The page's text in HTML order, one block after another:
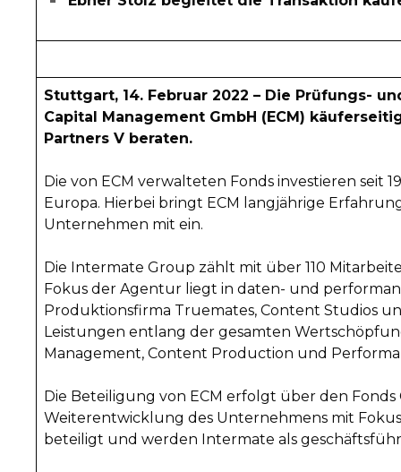
Stuttgart, 14. Februar 2022 – Die Prüfungs-
Capital Management GmbH (ECM)
Partners V beraten.
Die von ECM verwalteten Fonds investieren
Europa. Hierbei bringt ECM langjährige
Unternehmen mit ein.
Die Intermate Group zählt mit über 110
Fokus der Agentur liegt in daten- und
Produktionsfirma Truemates, Content Studios
Leistungen entlang der gesamten
Management, Content Production und
Die Beteiligung von ECM erfolgt über den
Weiterentwicklung des Unternehmens mit
beteiligt und werden Intermate als